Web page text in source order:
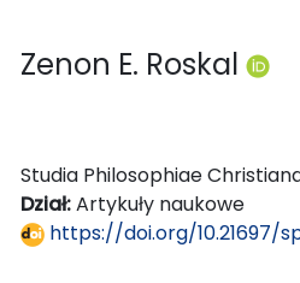
Zenon E. Roskal
Studia Philosophiae
Dział:Artykuły naukowe
https://doi.org/10.21697/